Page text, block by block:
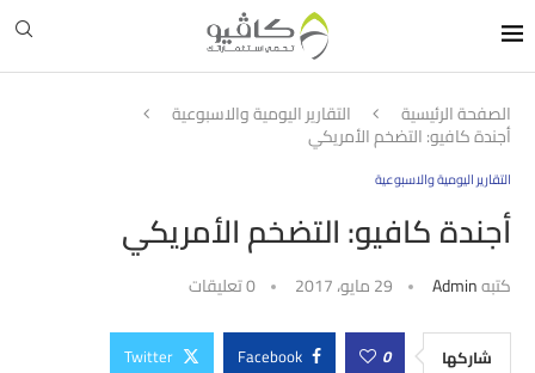
الصفحة الرئيسية التقارير اليومية والاسبوعية
أجندة كافيو: التضخم الأمريكي
التقارير اليومية والاسبوعية
أجندة كافيو: التضخم الأمريكي
كتبهAdmin 29 مايو، 2017 0 تعليقات
شاركها 0
Facebook
Twitter